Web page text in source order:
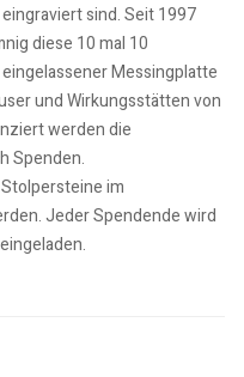
sind. Seit 1997
diese 10 mal 10
Messingplatte
und Wirkungsstätten von
werden die
Spenden.
im
Jeder Spendende wird